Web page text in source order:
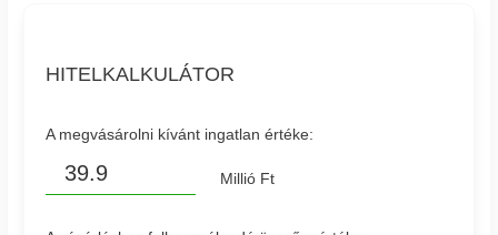
HITELKALKULÁTOR
A megvásárolni kívánt ingatlan értéke:
Millió Ft